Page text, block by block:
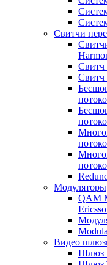
Свитчи
Свитч
Свитч
Модуляторы
QAM
Видео
Шлюз